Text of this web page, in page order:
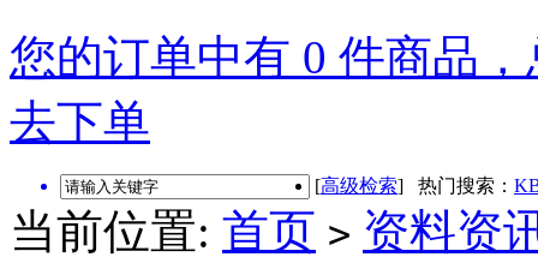
您的订单中有 0 件商品
去下单
[高级检索] 热门搜索：
当前位置: 首页 > 资料资